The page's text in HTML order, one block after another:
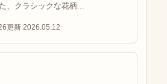
、クラシックな花柄...
更新 2026.05.12